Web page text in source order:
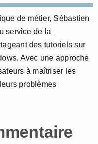
de métier, Sébastien
service de la
des tutoriels sur
Avec une approche
à maîtriser les
problèmes